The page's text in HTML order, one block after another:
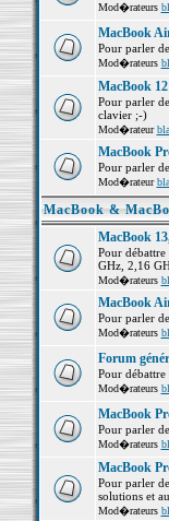
Mod�rateurs
MacBook
Pour parler
Mod�rateurs
MacBook
Pour parler
clavier ;-)
Mod�rateur
MacBook
Pour parler
Mod�rateur
MacBook &
MacBook
Pour
GHz, 2,16
Mod�rateurs
MacBook
Pour parler
Mod�rateurs
Forum
Pour débattre
Mod�rateurs
MacBook
Pour parler
Mod�rateurs
MacBook
Pour parler
solutions et
Mod�rateurs